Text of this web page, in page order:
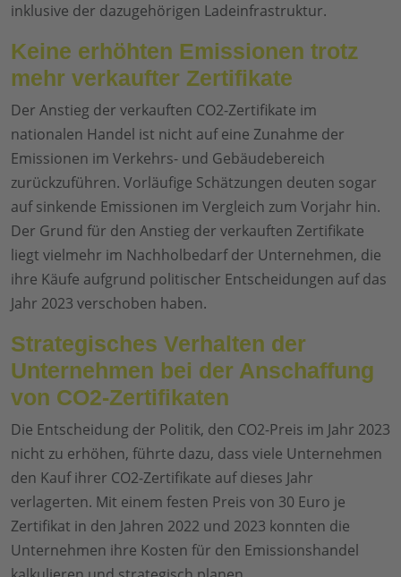
inklusive der dazugehörigen Ladeinfrastruktur.
Keine erhöhten Emissionen trotz
mehr verkaufter Zertifikate
Der Anstieg der verkauften CO2-Zertifikate im
nationalen Handel ist nicht auf eine Zunahme der
Emissionen im Verkehrs- und Gebäudebereich
zurückzuführen. Vorläufige Schätzungen deuten sogar
auf sinkende Emissionen im Vergleich zum Vorjahr hin.
Der Grund für den Anstieg der verkauften Zertifikate
liegt vielmehr im Nachholbedarf der Unternehmen, die
ihre Käufe aufgrund politischer Entscheidungen auf das
Jahr 2023 verschoben haben.
Strategisches Verhalten der
Unternehmen bei der Anschaffung
von CO2-Zertifikaten
Die Entscheidung der Politik, den CO2-Preis im Jahr 2023
nicht zu erhöhen, führte dazu, dass viele Unternehmen
den Kauf ihrer CO2-Zertifikate auf dieses Jahr
verlagerten. Mit einem festen Preis von 30 Euro je
Zertifikat in den Jahren 2022 und 2023 konnten die
Unternehmen ihre Kosten für den Emissionshandel